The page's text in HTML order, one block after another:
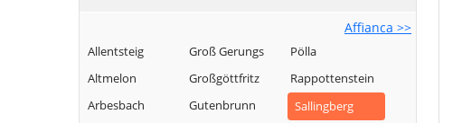
Affianca >>
Allentsteig
Altmelon
Arbesbach
Groß Gerungs
Großgöttfritz
Gutenbrunn
Pölla
Rappottenstein
Sallingberg